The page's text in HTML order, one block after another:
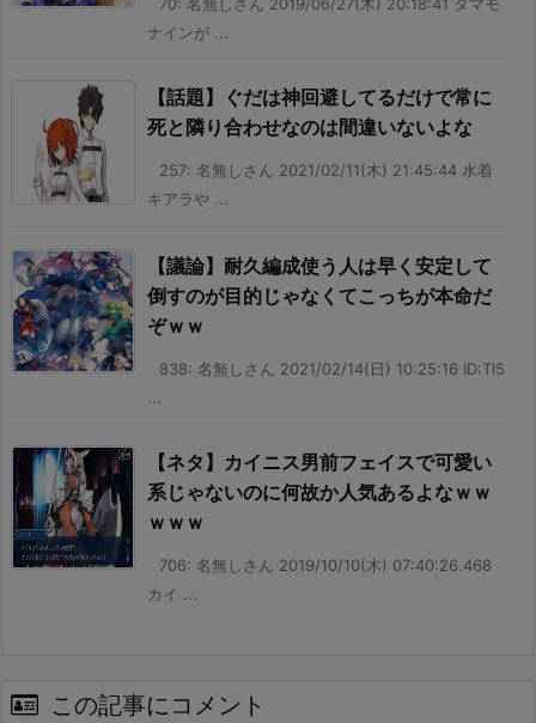
ナインが ...
【話題】ぐだは神回避してるだけで常に
死と隣り合わせなのは間違いないよな
257: 名無しさん 2021/02/11(木) 21:45:44 水着
キアラや ...
【議論】耐久編成使う人は早く安定して
倒すのが目的じゃなくてこっちが本命だ
ぞｗｗ
838: 名無しさん 2021/02/14(日) 10:25:16 ID:Tl5
...
【ネタ】カイニス男前フェイスで可愛い
系じゃないのに何故か人気あるよなｗｗ
ｗｗｗ
706: 名無しさん 2019/10/10(木) 07:40:26.468
カイ ...
この記事にコメント